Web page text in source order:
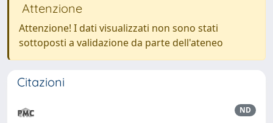
Attenzione
Attenzione! I dati visualizzati non sono stati
sottoposti a validazione da parte dell'ateneo
Citazioni
ND